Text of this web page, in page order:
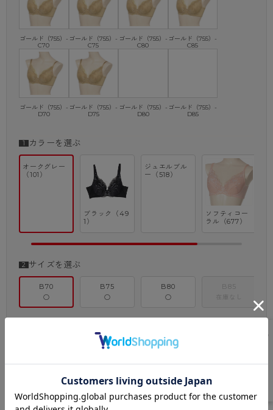
ゴールド（755）-
C70
ゴールド（755）-
C75
ゴールド（755）-
C80
ゴールド（755）-
C85
ゴールド（755）-
D70
ゴールド（755）-
D75
ゴールド（755）-
D80
ゴールド（755）-
D85
カラーを選ぶ
オークグレー
（101）
ブラック（49
1）
ジュエルブル
ー（518）
ソフティコー
ラル（677）
サイズを選ぶ
B70
○
B75
○
B80
○
B85
在庫なし
カートに入れる